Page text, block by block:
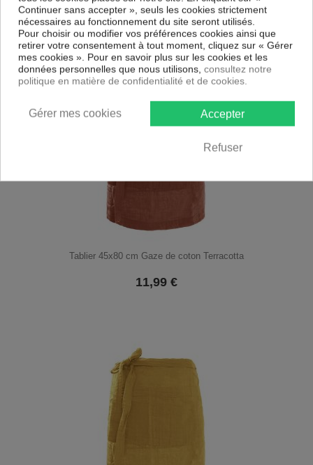
11,99€
Tablier 45x80 cm Gaze de coton Terracotta
11,99 €
Continuer sans accepter », seuls les cookies strictement
nécessaires au fonctionnement du site seront utilisés.
Pour choisir ou modifier vos préférences cookies ainsi que
retirer votre consentement à tout moment, cliquez sur « Gérer
mes cookies ». Pour en savoir plus sur les cookies et les
données personnelles que nous utilisons, consultez notre
politique en matière de confidentialité et de cookies.
Accepter
Refuser
Gérer mes cookies